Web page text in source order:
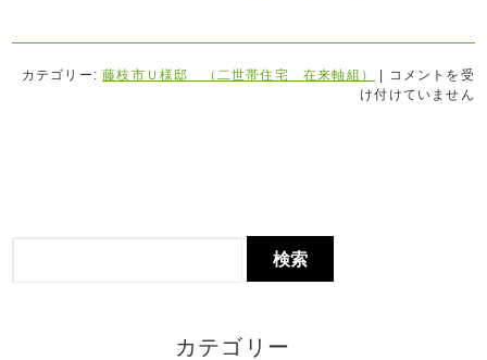
カテゴリー: 藤枝市Ｕ様邸 （二世帯住宅 在来軸組）
コメントを受
け付けていません
カテゴリー